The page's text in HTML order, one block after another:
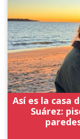
Así es la casa
Suárez: